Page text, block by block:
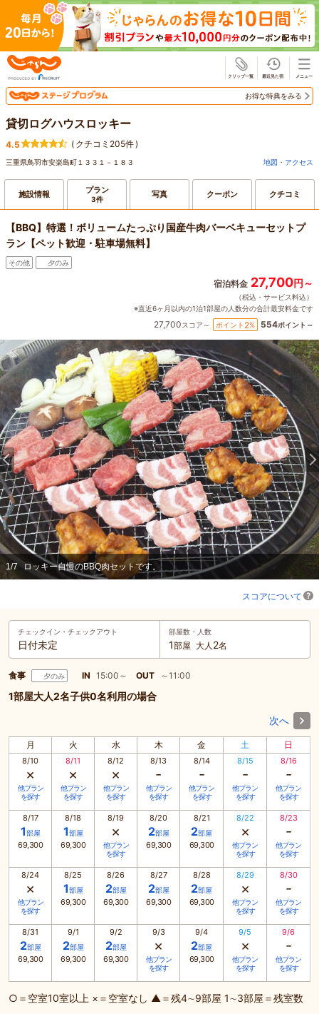
お得な特典をみる
貸切ログハウスロッキー
4.5 ( クチコミ205件)
三重県鳥羽市安楽島町１３３１－１８３ 地図・アクセス
施設情報 プラン
3件 写真 クーポン クチコミ
【BBQ】特選！ボリュームたっぷり国産牛肉バーベキューセットプ
ラン【ペット歓迎・駐車場無料】
その他 夕のみ
宿泊料金 27,700円～
（税込・サービス料込）
※直近6ヶ月以内の1泊1部屋の人数分の合計最安料金です
27,700スコア～ ポイント 2% 554ポイント～
1/7 ロッキー自慢のBBQ肉セットです。
スコアについて
チェックイン・ チェックアウト
日付未定
部屋数・人数
1部屋 大人 2名
食事 夕のみ IN 15:00～ OUT ～11:00
1部屋大人2名子供0名利用の場合
次へ
月 火 水 木 金 土 日
8/10
×
他プラン
を探す
8/11
×
他プラン
を探す
8/12
×
他プラン
を探す
8/13
-
他プラン
を探す
8/14
-
他プラン
を探す
8/15
-
他プラン
を探す
8/16
-
他プラン
を探す
8/17
1部屋
69,300
8/18
1部屋
69,300
8/19
×
他プラン
を探す
8/20
2部屋
69,300
8/21
2部屋
69,300
8/22
×
他プラン
を探す
8/23
-
他プラン
を探す
8/24
×
他プラン
を探す
8/25
1部屋
69,300
8/26
2部屋
69,300
8/27
2部屋
69,300
8/28
2部屋
69,300
8/29
×
他プラン
を探す
8/30
-
他プラン
を探す
8/31
2部屋
69,300
9/1
2部屋
69,300
9/2
2部屋
69,300
9/3
×
他プラン
を探す
9/4
2部屋
69,300
9/5
×
他プラン
を探す
9/6
-
他プラン
を探す
○＝空室10室以上 ×＝空室なし ▲＝残4∼9部屋 1∼3部屋＝残室数